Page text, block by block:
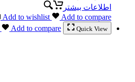
اطلاعات بیشتر
Add to wishlist
Add to compare
Quick View
Add to compare